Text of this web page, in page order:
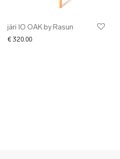
järi IO OAK by Rasun
€ 320.00